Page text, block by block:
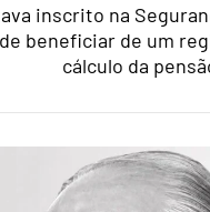
inscrito na
beneficiar de um
cálculo da